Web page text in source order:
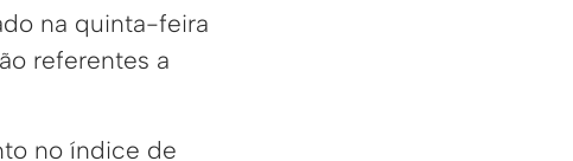
na quinta-feira
referentes a
no índice de